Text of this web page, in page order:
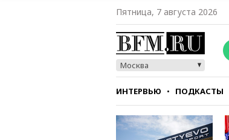
Пятница, 7 августа 2026
Москва
ИНТЕРВЬЮ ПОДКАСТЫ
СТИЛЬ ТЕСТЫ